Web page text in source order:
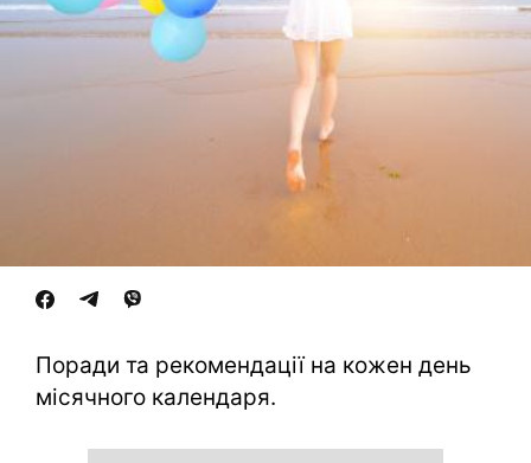
Поради та рекомендації на кожен день
місячного календаря.